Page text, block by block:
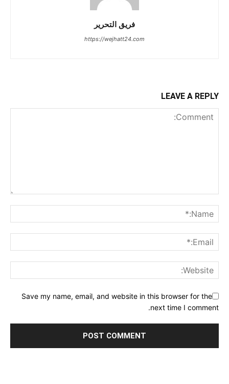
فريق التحرير
https://wejhatt24.com
LEAVE A REPLY
Save my name, email, and website in this browser for the
next time I comment.